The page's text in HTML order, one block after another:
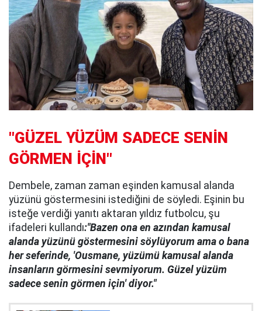
"GÜZEL YÜZÜM SADECE SENİN
GÖRMEN İÇİN"
Dembele, zaman zaman eşinden kamusal alanda
yüzünü göstermesini istediğini de söyledi. Eşinin bu
isteğe verdiği yanıtı aktaran yıldız futbolcu, şu
ifadeleri kullandı:"Bazen ona en azından kamusal
alanda yüzünü göstermesini söylüyorum ama o bana
her seferinde, 'Ousmane, yüzümü kamusal alanda
insanların görmesini sevmiyorum. Güzel yüzüm
sadece senin görmen için' diyor."